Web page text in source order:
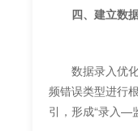
四、建立数
数据录入优化
频错误类型进行
引，形成“录入—